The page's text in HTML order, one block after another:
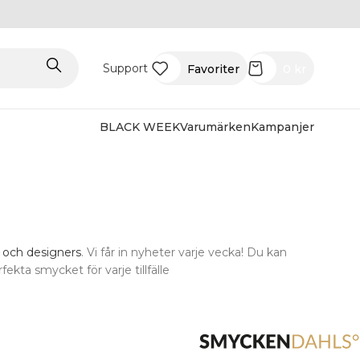
Support Favoriter
BLACK WEEKVarumärkenKampanjer
designers. Vi får in nyheter varje vecka! Du kan
smycket för varje tillfälle